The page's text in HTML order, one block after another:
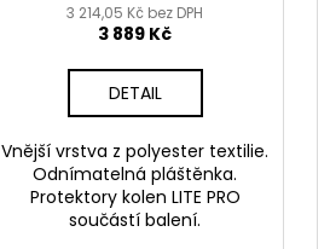
3 214,05 Kč bez DPH
3 889 Kč
DETAIL
Vnější vrstva z polyester textilie.
Odnímatelná pláštěnka.
Protektory kolen LITE PRO
součástí balení.